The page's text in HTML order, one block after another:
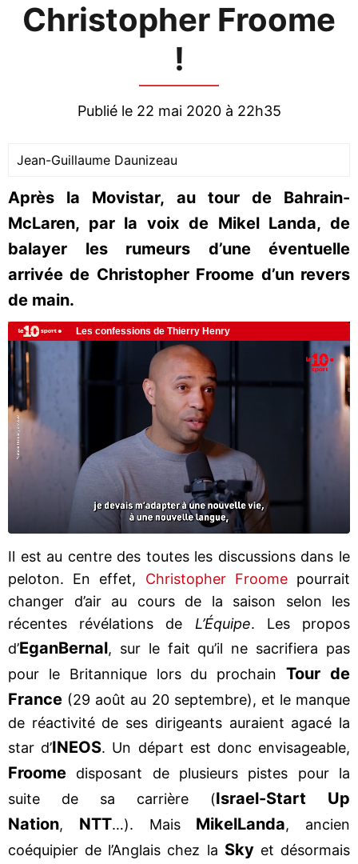
Christopher Froome
!
Publié le 22 mai 2020 à 22h35
Jean-Guillaume Daunizeau
Après la Movistar, au tour de Bahrain-
McLaren, par la voix de Mikel Landa, de
balayer les rumeurs d’une éventuelle
arrivée de Christopher Froome d’un revers
de main.
Il est au centre des toutes les discussions dans le
peloton. En effet, Christopher Froomepourrait
changer d’air au cours de la saison selon les
récentes révélations de L’Équipe. Les propos
d’EganBernal, sur le fait qu’il ne sacrifiera pas
pour le Britannique lors du prochainTour de
France (29 août au 20 septembre), et le manque
de réactivité de ses dirigeants auraient agacé la
star d’INEOS. Un départ est donc envisageable,
Froome disposant de plusieurs pistes pour la
suite de sa carrière (Israel-Start Up
Nation, NTT…). Mais MikelLanda, ancien
coéquipier de l’Anglais chez la Skyet désormais